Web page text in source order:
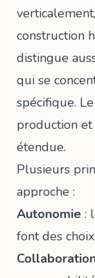
construction
distingue
qui se
spécifique.
production
étendue.
Plusieurs
approche :
Autonomie :
font des